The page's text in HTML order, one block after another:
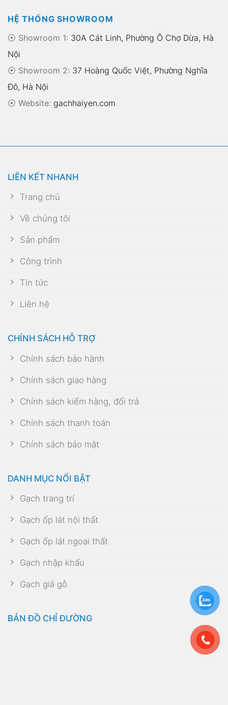
HỆ THỐNG SHOWROOM
⦿ Showroom 1: 30A Cát Linh, Phường Ô Chợ Dừa, Hà
Nội
⦿ Showroom 2: 37 Hoàng Quốc Việt, Phường Nghĩa
Đô, Hà Nội
⦿ Website: gachhaiyen.com
LIÊN KẾT NHANH
Trang chủ
Về chúng tôi
Sản phẩm
Công trình
Tin tức
Liên hệ
CHÍNH SÁCH HỖ TRỢ
Chính sách bảo hành
Chính sách giao hàng
Chính sách kiểm hàng, đổi trả
Chính sách thanh toán
Chính sách bảo mật
DANH MỤC NỔI BẬT
Gạch trang trí
Gạch ốp lát nội thất
Gạch ốp lát ngoại thất
Gạch nhập khẩu
Gạch giả gỗ
BẢN ĐỒ CHỈ ĐƯỜNG